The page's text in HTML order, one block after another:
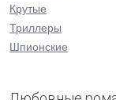
Крутые
Триллеры
Шпионские